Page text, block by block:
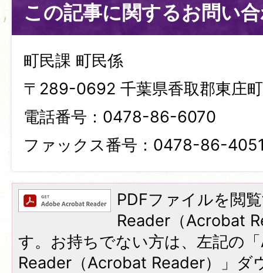
この記事に関するお問い
町民課 町民係
〒289-0692 千葉県香取郡東庄
電話番号：0478-86-6070
ファックス番号：0478-86-
PDFファイルを閲
Reader（Acrobat
す。お持ちでない方は、左記の
Reader（Acrobat Reader）」ダ